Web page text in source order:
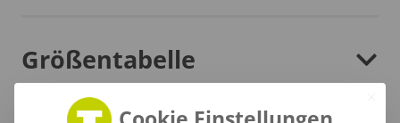
Größentabelle